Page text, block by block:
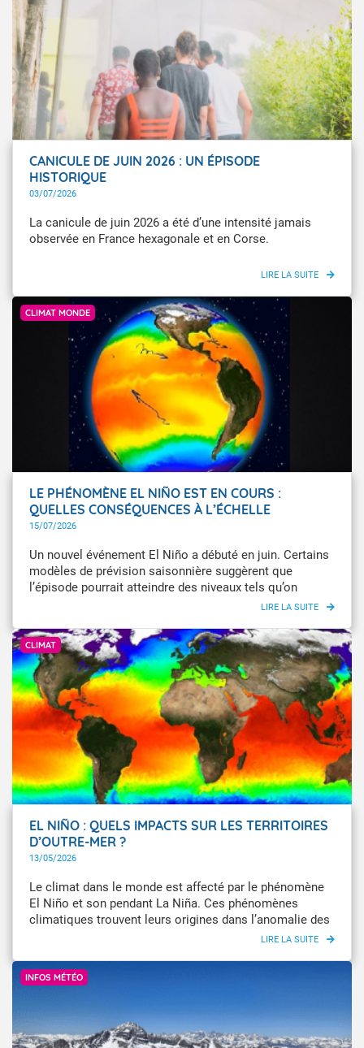
placés en Vigilance rouge canicule et 46 en Vigilance
orange canicule.
CANICULE DE JUIN 2026 : UN ÉPISODE
HISTORIQUE
03/07/2026
La canicule de juin 2026 a été d’une intensité jamais
observée en France hexagonale et en Corse.
CLIMAT MONDE
Copernicus/Météo-France
LE PHÉNOMÈNE EL NIÑO EST EN COURS :
QUELLES CONSÉQUENCES À L’ÉCHELLE
PLANÉTAIRE ?
15/07/2026
Un nouvel événement El Niño a débuté en juin. Certains
modèles de prévision saisonnière suggèrent que
l’épisode pourrait atteindre des niveaux tels qu’on
parlerait de « super El Niño* ». L’épisode pourrait alors
terme induit par les activités humaines, à atteindre à
l’échelle planétaire en 2026-2027 une valeur de
température moyenne proche ou supérieure au record
de 2024. L’amplitude de ces prévisions et de l’impact de
ce phénomène à l’échelle du globe reste toutefois à
confirmer. Explications.
CLIMAT
E.U. Copernicus Marine Service Information
EL NIÑO : QUELS IMPACTS SUR LES TERRITOIRES
D’OUTRE-MER ?
13/05/2026
Le climat dans le monde est affecté par le phénomène
El Niño et son pendant La Niña. Ces phénomènes
climatiques trouvent leurs origines dans l’anomalie des
températures des eaux de surface du Pacifique
en 2026-2027, s’ajoutant à l’effet du changement
climatique, augmenterait les probabilités d’observer, en
planétaire proche ou supérieure au record de 2024.
INFOS MÉTÉO
Mathieu Faluomi